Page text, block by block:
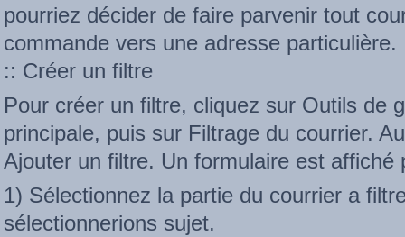
pourriez décider de faire parvenir tout
commande vers une adresse particulière.
:: Créer un filtre
Pour créer un filtre, cliquez sur Outils de
principale, puis sur Filtrage du courrier.
Ajouter un filtre. Un formulaire est affiché
1) Sélectionnez la partie du courrier a
sélectionnerions sujet.